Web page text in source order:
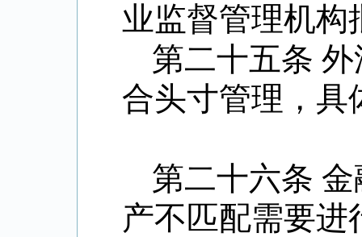
业监督管理机构
第二十五条
合头寸管理，具
第二十六条
产不匹配需要